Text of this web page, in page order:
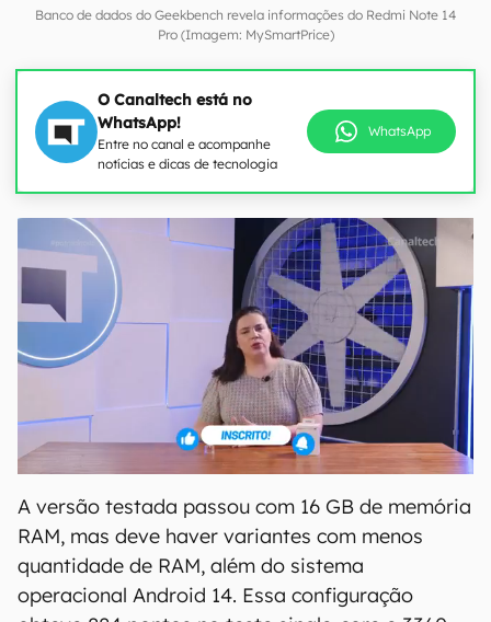
Banco de dados do Geekbench revela informações do Redmi Note 14
Pro (Imagem: MySmartPrice)
O Canaltech está no
WhatsApp!
Entre no canal e acompanhe
notícias e dicas de tecnologia
WhatsApp
A versão testada passou com 16 GB de memória
RAM, mas deve haver variantes com menos
quantidade de RAM, além do sistema
operacional Android 14. Essa configuração